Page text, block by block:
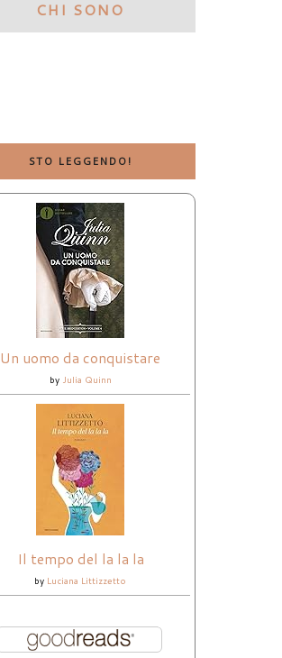
CHI SONO
STO LEGGENDO!
Un uomo da conquistare
by Julia Quinn
Il tempo del la la la
by Luciana Littizzetto